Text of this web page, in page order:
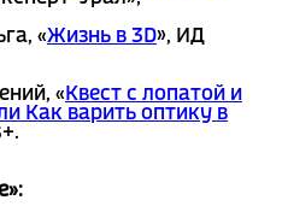
«Жизнь в 3D», ИД
« Квест с лопатой и
Как варить оптику в